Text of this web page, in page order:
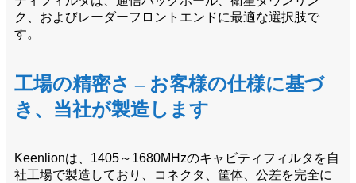
ク、およびレーダーフロントエンドに最適な選択肢で
す。
工場の精密さ – お客様の仕様に基づ
き、当社が製造します
Keenlionは、1405～1680MHzのキャビティフィルタを自
社工場で製造しており、コネクタ、筐体、公差を完全に